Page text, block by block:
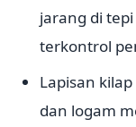
jarang di
terkontrol
Lapisan
dan logam